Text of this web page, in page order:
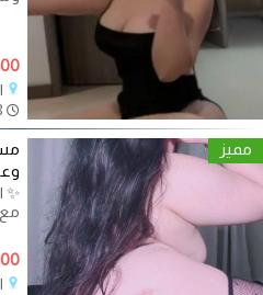
600
مميز
✨
مع
600